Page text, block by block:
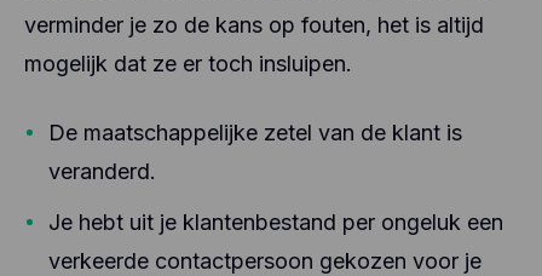
verminder je zo de kans op fouten, het is altijd
mogelijk dat ze er toch insluipen.
De maatschappelijke zetel van de klant is
veranderd.
Je hebt uit je klantenbestand per ongeluk een
verkeerde contactpersoon gekozen voor je